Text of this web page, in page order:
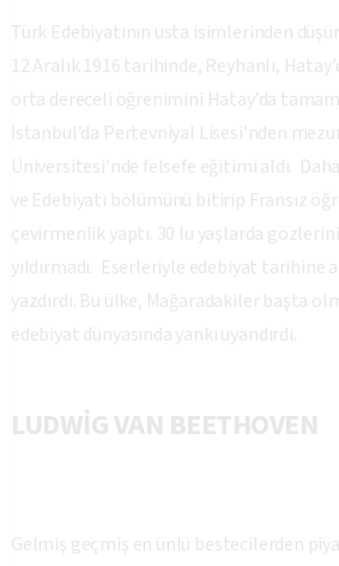
Türk Edebiyatının usta isimlerinden
12 Aralık 1916 tarihinde, Reyhanlı,
orta dereceli öğrenimini Hatay’da
İstanbul’da Pertevniyal Lisesi’nden
Üniversitesi’nde felsefe eğitimi aldı.
ve Edebiyatı bölümünü bitirip Fransız
çevirmenlik yaptı. 30 lu yaşlarda
yıldırmadı. Eserleriyle edebiyat tarihine
yazdırdı. Bu ülke, Mağaradakiler başta
edebiyat dünyasında yankı uyandırdı.
LUDWİG VAN BEETHOVEN
Gelmiş geçmiş en ünlü bestecilerden